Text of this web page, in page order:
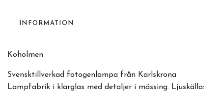
INFORMATION
Koholmen
Svensktillverkad fotogenlampa från Karlskrona
Lampfabrik i klarglas med detaljer i mässing. Ljuskälla: